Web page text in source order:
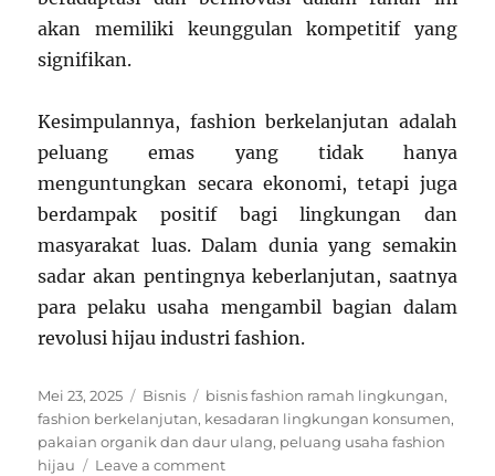
akan memiliki keunggulan kompetitif yang
signifikan.
Kesimpulannya, fashion berkelanjutan adalah
peluang emas yang tidak hanya
menguntungkan secara ekonomi, tetapi juga
berdampak positif bagi lingkungan dan
masyarakat luas. Dalam dunia yang semakin
sadar akan pentingnya keberlanjutan, saatnya
para pelaku usaha mengambil bagian dalam
revolusi hijau industri fashion.
Posted
on
Mei 23, 2025 Categories
Bisnis Tags
bisnis fashion ramah lingkungan,
fashion berkelanjutan, kesadaran lingkungan konsumen,
pakaian organik dan daur ulang, peluang usaha fashion
hijau
Leave a commenton